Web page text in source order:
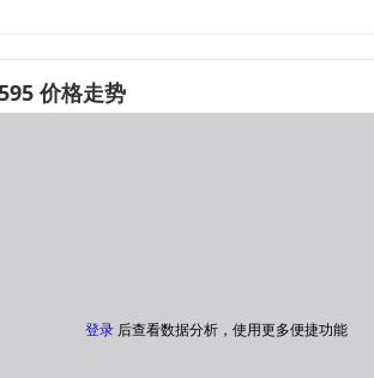
价格走势
登录 后查看数据分析，使用更多便捷功能